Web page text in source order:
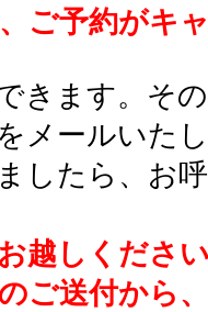
ご予約がキ
きます。そ
メールいた
したら、お
越しくださ
ご送付から